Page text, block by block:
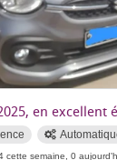
en
cette semaine, 0